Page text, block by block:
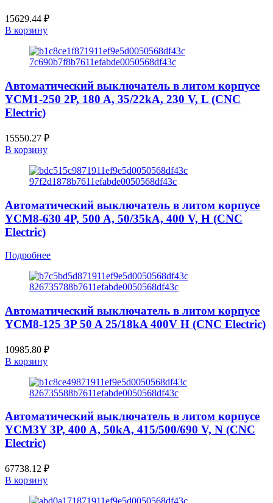
15629.44 ₽
В корзину
Автоматический выключатель в литом корпусе
YCM1-250 2P, 180 A, 35/22kA, 230 V, L (CNC
Electric)
15550.27 ₽
В корзину
Автоматический выключатель в литом корпусе
YCM8-630 4P, 500 A, 50/35kA, 400 V, H (CNC
Electric)
Подробнее
Автоматический выключатель в литом корпусе
YCM8-125 3P 50 A 25/18kA 400V H (CNC Electric)
10985.80 ₽
В корзину
Автоматический выключатель в литом корпусе
YCM3Y 3P, 400 A, 50kA, 415/500/690 V, N (CNC
Electric)
67738.12 ₽
В корзину